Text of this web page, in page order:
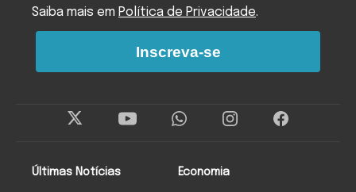
Últimas Notícias Economia
Saiba mais em Política de Privacidade.
Inscreva-se